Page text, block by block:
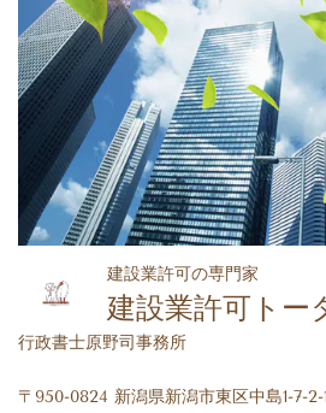
建設業許可の専門家
建設業許可トー
行政書士原野司事務所
〒950-0824 新潟県新潟市東区中島1-7-2-